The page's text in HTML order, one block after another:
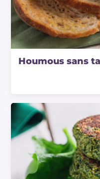
Houmous sans